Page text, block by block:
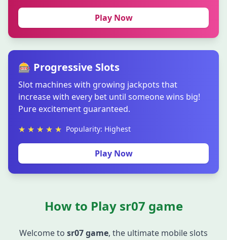
Play Now
🎰 Progressive Slots
Slot machines with growing jackpots that
increase with every bet until someone wins big!
Pure excitement guaranteed.
★ ★ ★ ★ ★ Popularity: Highest
Play Now
How to Play sr07 game
Welcome to sr07 game, the ultimate mobile slots